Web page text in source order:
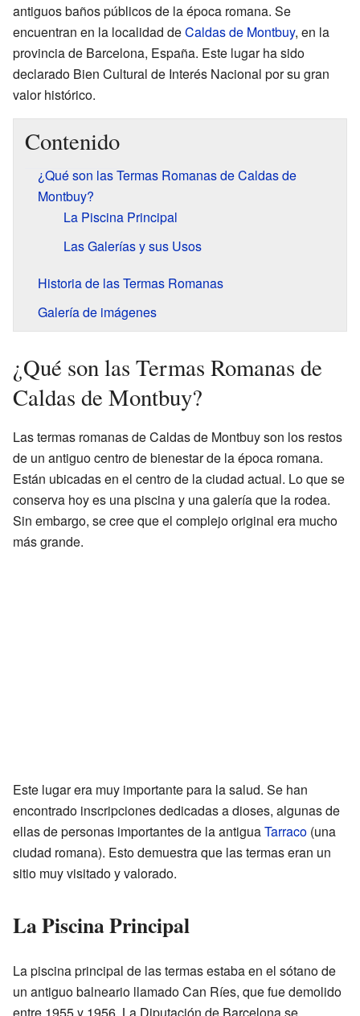
antiguos baños públicos de la época romana. Se
encuentran en la localidad deCaldas de Montbuy, en la
provincia de Barcelona, España. Este lugar ha sido
declarado Bien Cultural de Interés Nacional por su gran
valor histórico.
Contenido
¿Qué son las Termas Romanas de Caldas de
Montbuy?
La Piscina Principal
Las Galerías y sus Usos
Historia de las Termas Romanas
Galería de imágenes
¿Qué son las Termas Romanas de
Caldas de Montbuy?
Las termas romanas de Caldas de Montbuy son los restos
de un antiguo centro de bienestar de la época romana.
Están ubicadas en el centro de la ciudad actual. Lo que se
conserva hoy es una piscina y una galería que la rodea.
Sin embargo, se cree que el complejo original era mucho
más grande.
Este lugar era muy importante para la salud. Se han
encontrado inscripciones dedicadas a dioses, algunas de
ellas de personas importantes de la antiguaTarraco (una
ciudad romana). Esto demuestra que las termas eran un
sitio muy visitado y valorado.
La Piscina Principal
La piscina principal de las termas estaba en el sótano de
un antiguo balneario llamado Can Ríes, que fue demolido